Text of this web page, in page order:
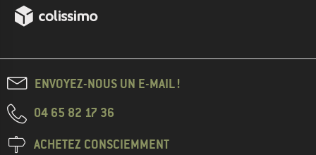
ENVOYEZ-NOUS UN E-MAIL !
04 65 82 17 36
ACHETEZ CONSCIEMMENT